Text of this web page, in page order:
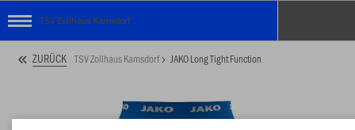
TSV Zollhaus Kamsdorf
ZURÜCK TSV Zollhaus Kamsdorf JAKO Long Tight Function